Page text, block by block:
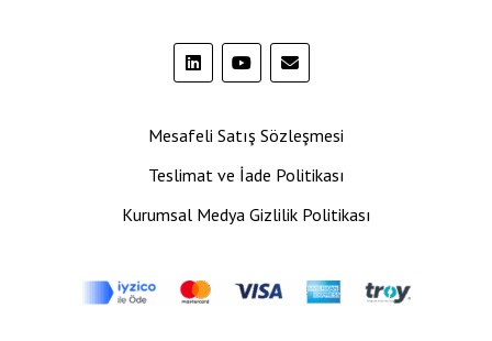
Mesafeli Satış Sözleşmesi
Teslimat ve İade Politikası
Kurumsal Medya Gizlilik Politikası